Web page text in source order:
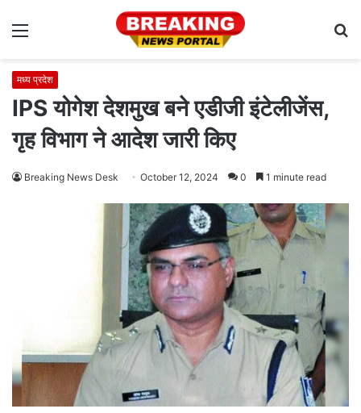
Menu
मध्य प्रदेश
IPS योगेश देशमुख बने एडीजी इंटेलीजेंस,
गृह विभाग ने आदेश जारी किए
Breaking News Desk October 12, 2024 0 1 minute read